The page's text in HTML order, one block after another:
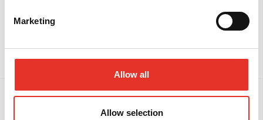
Marketing
Allow all
Allow selection
€ 59,96
Final deal